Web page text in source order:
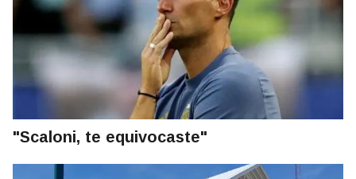
"Scaloni, te equivocaste"